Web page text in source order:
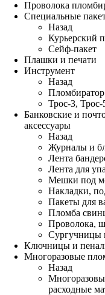
Проволока
Специальные
Назад
Курьерский
Сейф-пакет
Плашки и печати
Инструмент
Назад
Пломбиратор
Трос-3,
Банковские и
аксессуары
Назад
Журналы и
Лента
Лента для
Мешки под
Накладки,
Пакеты для
Пломба
Проволока,
Сургучницы
Ключницы и
Многоразовые
Назад
расходные